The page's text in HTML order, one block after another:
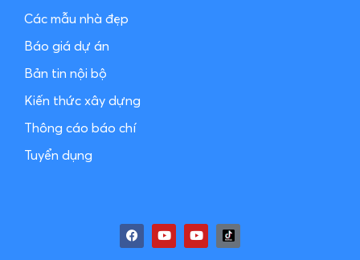
Các mẫu nhà đẹp
Báo giá dự án
Bản tin nội bộ
Kiến thức xây dựng
Thông cáo báo chí
Tuyển dụng